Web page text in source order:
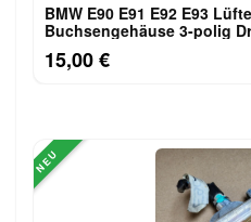
BMW E90 E91 E92 E93
Buchsengehäuse 3-polig
15,00 €
NEU